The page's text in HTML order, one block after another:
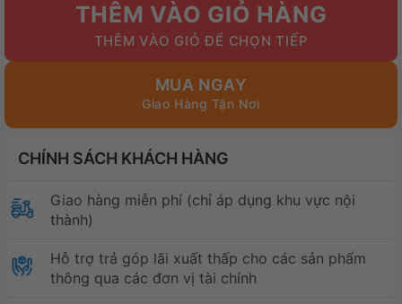
320.000₫.
295.000₫.
THÊM VÀO GIỎ HÀNG
MUA NGAY
CHÍNH SÁCH KHÁCH HÀNG
Giao hàng miễn phí (chỉ áp dụng khu vực nội
thành)
Hỗ trợ trả góp lãi xuất thấp cho các sản phẩm
thông qua các đơn vị tài chính